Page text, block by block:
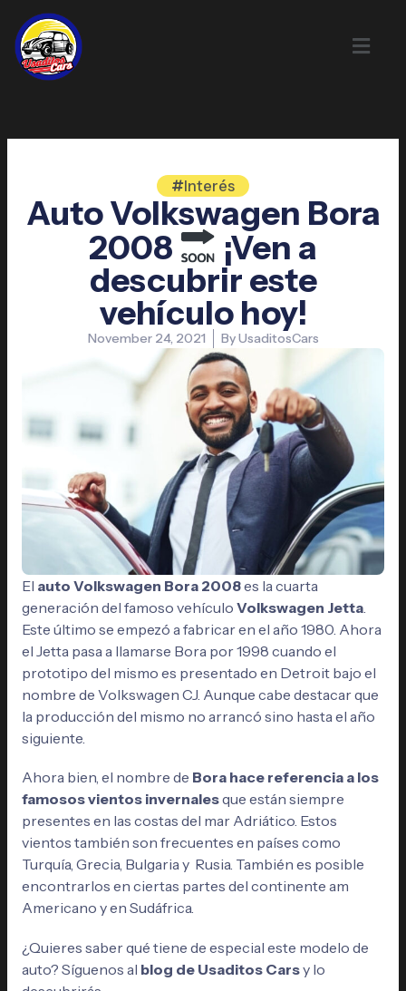
content
Interés
Auto Volkswagen Bora
2008
¡Ven a
descubrir este
vehículo hoy!
November 24, 2021 ByUsaditosCars
El auto Volkswagen Bora 2008es la cuarta
generación del famoso vehículo Volkswagen Jetta.
Este último se empezó a fabricar en el año 1980. Ahora
el Jetta pasa a llamarse Bora por 1998 cuando el
prototipo del mismo es presentado en Detroit bajo el
nombre de Volkswagen CJ. Aunque cabe destacar que
la producción del mismo no arrancó sino hasta el año
siguiente.
Ahora bien, el nombre de Bora hace referencia a los
famosos vientos invernalesque están siempre
presentes en las costas del mar Adriático. Estos
vientos también son frecuentes en países como
Turquía, Grecia, Bulgaria y Rusia. También es posible
encontrarlos en ciertas partes del continente am
Americano y en Sudáfrica.
¿Quieres saber qué tiene de especial este modelo de
auto? Síguenos al blog de Usaditos Carsy lo